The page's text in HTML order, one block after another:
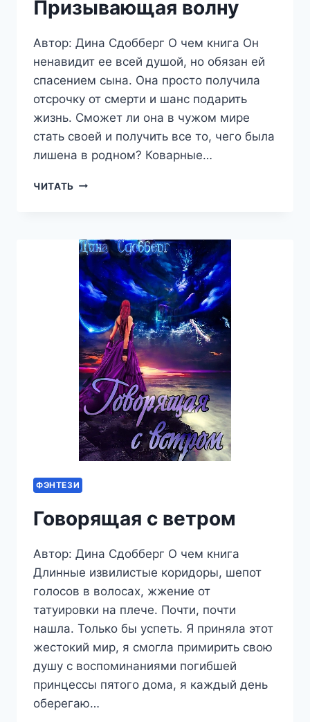
Призывающая волну
Автор: Дина Сдобберг О чем книга Он
ненавидит ее всей душой, но обязан ей
спасением сына. Она просто получила
отсрочку от смерти и шанс подарить
жизнь. Сможет ли она в чужом мире
стать своей и получить все то, чего была
лишена в родном? Коварные…
ЧИТАТЬ ПРИЗЫВАЮЩАЯ
ФЭНТЕЗИ
Говорящая с ветром
Автор: Дина Сдобберг О чем книга
Длинные извилистые коридоры, шепот
голосов в волосах, жжение от
татуировки на плече. Почти, почти
нашла. Только бы успеть. Я приняла этот
жестокий мир, я смогла примирить свою
душу с воспоминаниями погибшей
принцессы пятого дома, я каждый день
оберегаю…